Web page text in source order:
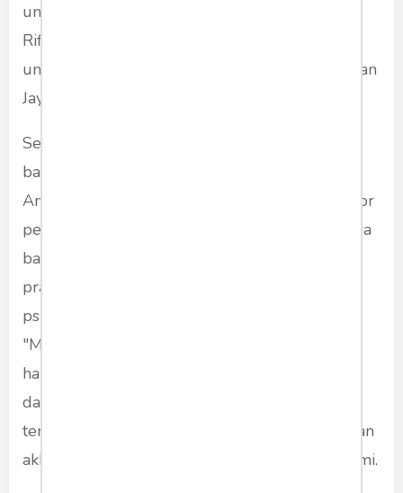
untuk menjelaskan pendapatnya," jelas Anna
Rifaatul Afiah, M.Pd., pengajar mata kuliah
umum bahasa Inggris Universitas Pembangunan
Jaya.
Sementara koordinator mata kuliah umum
bahasa Inggris Universitas Pembangunan Jaya,
Andi Dagmarbumi, M.Hum., berpendapat faktor
penyebab kesulitan dalam belajar berbicara
bahasa Inggris terlihat dari jumlah frekuensi
praktik berbicara bahasa Inggris dan faktor
psikologi yang tergolong dalam faktor afektif.
"Mahasiswa terbilang pasif dimana mahasiswa
hampir tidak pernah berkontribusi secara lisan
dalam bahasa Inggris dengan dosen maupun
teman kelas, dan nilai kuis atau ujian tengah dan
akhir semester rendah," tutur Andi Dagmarbumi.